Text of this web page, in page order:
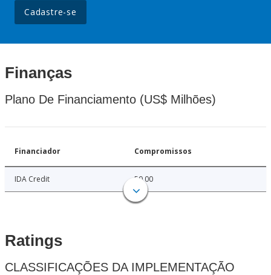
Cadastre-se
Finanças
Plano De Financiamento (US$ Milhões)
Financiador Compromissos
IDA Credit 50.00
Ratings
CLASSIFICAÇÕES DA IMPLEMENTAÇÃO